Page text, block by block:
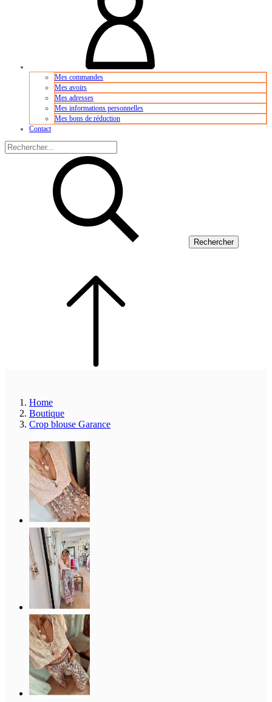
Mes commandes
Mes avoirs
Mes adresses
Mes informations personnelles
Mes bons de réduction
Contact
Rechercher
Home
Boutique
Crop blouse Garance